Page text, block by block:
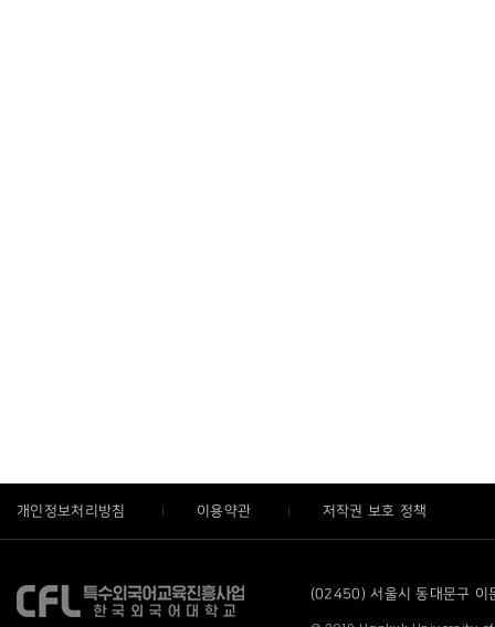
개인정보처리방침 이용약관 저작권 보호 정책
(02450) 서울시 동대문구